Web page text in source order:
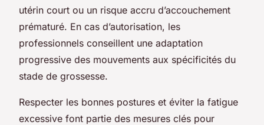
utérin court ou un risque accru d’accouchement
prématuré. En cas d’autorisation, les
professionnels conseillent une adaptation
progressive des mouvements aux spécificités du
stade de grossesse.
Respecter les bonnes postures et éviter la fatigue
excessive font partie des mesures clés pour